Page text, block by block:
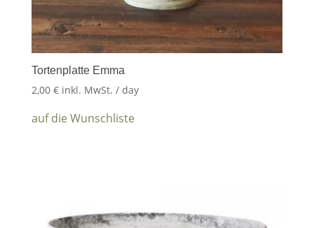
Tortenplatte Emma
2,00 € inkl. MwSt. / day
auf die Wunschliste